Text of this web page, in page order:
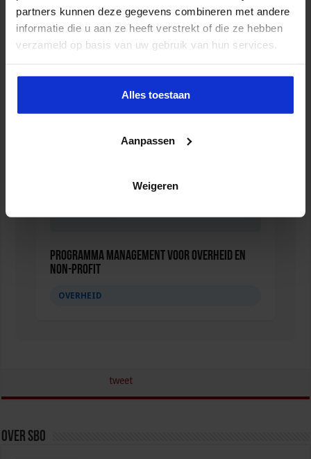
partners kunnen deze gegevens combineren met andere
informatie die u aan ze heeft verstrekt of die ze hebben
verzameld op basis van uw gebruik van hun services.
Alles toestaan
Aanpassen
Weigeren
Verkorte Opleiding Gemeentejurist
Programma Management voor overheid en
non-profit
OVERHEID
tweet
Over sbo